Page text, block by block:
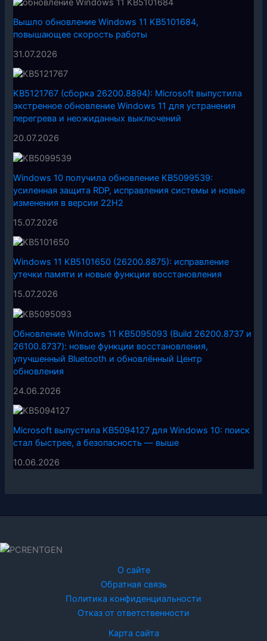
Вышло обновление Windows 11 KB5101684,
повышающее скорость работы
31.07.2026
KB5121767 (сборка 26200.8894): Microsoft выпустила
экстренное обновление Windows 11 для устранения
перегрева и неожиданных выключений
20.07.2026
Windows 10 получила обновление KB5099539:
усиленная защита RDP, исправления системы и новые
изменения в версии 22H2
15.07.2026
Windows 11 KB5101650 (26200.8875): исправление
утечки памяти и новые функции восстановления
15.07.2026
Обновление Windows 11 KB5095093 (Build 26200.8737 и
26100.8737): новые функции восстановления,
улучшенный Bluetooth и обновлённый Центр
обновления
24.06.2026
Microsoft выпустила KB5094127 для Windows 10: поиск
стал быстрее, а безопасность — выше
10.06.2026
О сайте
Обратная связь
Политика конфиденциальности
Отказ от ответственности
Карта сайта